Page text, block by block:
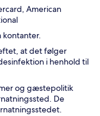
American
kontanter.
at det følger
i henhold til
og gæstepolitik
De